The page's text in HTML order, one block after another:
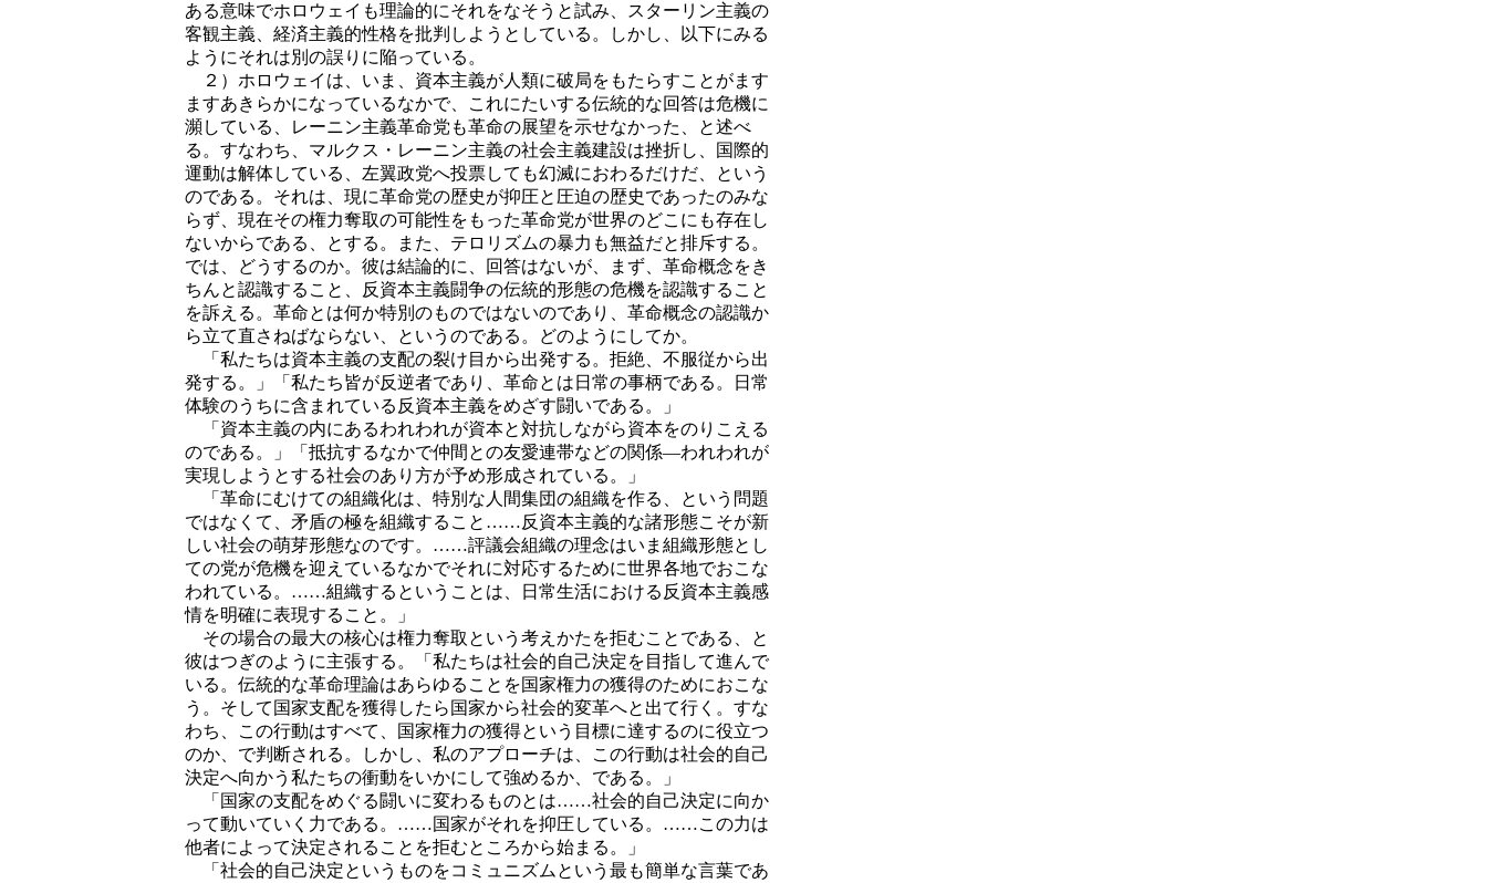
ある意味でホロウェイも理論的にそれをなそうと試み、スターリン主義の
客観主義、経済主義的性格を批判しようとしている。しかし、以下にみる
ようにそれは別の誤りに陥っている。
２）ホロウェイは、いま、資本主義が人類に破局をもたらすことがます
ますあきらかになっているなかで、これにたいする伝統的な回答は危機に
瀕している、レーニン主義革命党も革命の展望を示せなかった、と述べ
る。すなわち、マルクス・レーニン主義の社会主義建設は挫折し、国際的
運動は解体している、左翼政党へ投票しても幻滅におわるだけだ、という
のである。それは、現に革命党の歴史が抑圧と圧迫の歴史であったのみな
らず、現在その権力奪取の可能性をもった革命党が世界のどこにも存在し
ないからである、とする。また、テロリズムの暴力も無益だと排斥する。
では、どうするのか。彼は結論的に、回答はないが、まず、革命概念をき
ちんと認識すること、反資本主義闘争の伝統的形態の危機を認識すること
を訴える。革命とは何か特別のものではないのであり、革命概念の認識か
ら立て直さねばならない、というのである。どのようにしてか。
「私たちは資本主義の支配の裂け目から出発する。拒絶、不服従から出
発する。」「私たち皆が反逆者であり、革命とは日常の事柄である。日常
体験のうちに含まれている反資本主義をめざす闘いである。」
「資本主義の内にあるわれわれが資本と対抗しながら資本をのりこえる
のである。」「抵抗するなかで仲間との友愛連帯などの関係―われわれが
実現しようとする社会のあり方が予め形成されている。」
「革命にむけての組織化は、特別な人間集団の組織を作る、という問題
ではなくて、矛盾の極を組織すること……反資本主義的な諸形態こそが新
しい社会の萌芽形態なのです。……評議会組織の理念はいま組織形態とし
ての党が危機を迎えているなかでそれに対応するために世界各地でおこな
われている。……組織するということは、日常生活における反資本主義感
情を明確に表現すること。」
その場合の最大の核心は権力奪取という考えかたを拒むことである、と
彼はつぎのように主張する。「私たちは社会的自己決定を目指して進んで
いる。伝統的な革命理論はあらゆることを国家権力の獲得のためにおこな
う。そして国家支配を獲得したら国家から社会的変革へと出て行く。すな
わち、この行動はすべて、国家権力の獲得という目標に達するのに役立つ
のか、で判断される。しかし、私のアプローチは、この行動は社会的自己
決定へ向かう私たちの衝動をいかにして強めるか、である。」
「国家の支配をめぐる闘いに変わるものとは……社会的自己決定に向か
って動いていく力である。……国家がそれを抑圧している。……この力は
他者によって決定されることを拒むところから始まる。」
「社会的自己決定というものをコミュニズムという最も簡単な言葉であ